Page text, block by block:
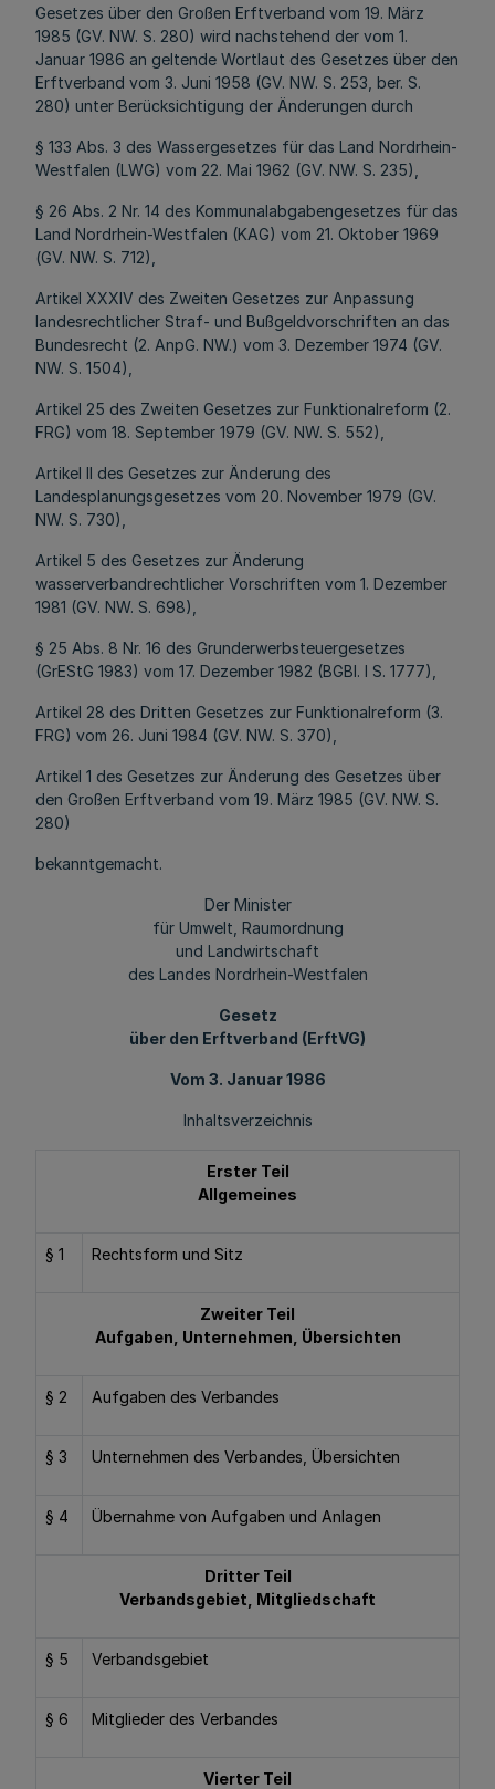
Gesetzes über den Großen Erftverband vom 19. März
1985 (GV. NW. S. 280) wird nachstehend der vom 1.
Januar 1986 an geltende Wortlaut des Gesetzes über den
Erftverband vom 3. Juni 1958 (GV. NW. S. 253, ber. S.
280) unter Berücksichtigung der Änderungen durch
§ 133 Abs. 3 des Wassergesetzes für das Land Nordrhein-
Westfalen (LWG) vom 22. Mai 1962 (GV. NW. S. 235),
§ 26 Abs. 2 Nr. 14 des Kommunalabgabengesetzes für das
Land Nordrhein-Westfalen (KAG) vom 21. Oktober 1969
(GV. NW. S. 712),
Artikel XXXIV des Zweiten Gesetzes zur Anpassung
landesrechtlicher Straf- und Bußgeldvorschriften an das
Bundesrecht (2. AnpG. NW.) vom 3. Dezember 1974 (GV.
NW. S. 1504),
Artikel 25 des Zweiten Gesetzes zur Funktionalreform (2.
FRG) vom 18. September 1979 (GV. NW. S. 552),
Artikel II des Gesetzes zur Änderung des
Landesplanungsgesetzes vom 20. November 1979 (GV.
NW. S. 730),
Artikel 5 des Gesetzes zur Änderung
wasserverbandrechtlicher Vorschriften vom 1. Dezember
1981 (GV. NW. S. 698),
§ 25 Abs. 8 Nr. 16 des Grunderwerbsteuergesetzes
(GrEStG 1983) vom 17. Dezember 1982 (BGBl. I S. 1777),
Artikel 28 des Dritten Gesetzes zur Funktionalreform (3.
FRG) vom 26. Juni 1984 (GV. NW. S. 370),
Artikel 1 des Gesetzes zur Änderung des Gesetzes über
den Großen Erftverband vom 19. März 1985 (GV. NW. S.
280)
bekanntgemacht.
Der Minister
für Umwelt, Raumordnung
und Landwirtschaft
des Landes Nordrhein-Westfalen
Gesetz
über den Erftverband (ErftVG)
Vom 3. Januar 1986
Inhaltsverzeichnis
Erster Teil
Allgemeines
§ 1 Rechtsform und Sitz
Zweiter Teil
Aufgaben, Unternehmen, Übersichten
§ 2 Aufgaben des Verbandes
§ 3 Unternehmen des Verbandes, Übersichten
§ 4 Übernahme von Aufgaben und Anlagen
Dritter Teil
Verbandsgebiet, Mitgliedschaft
§ 5 Verbandsgebiet
§ 6 Mitglieder des Verbandes
Vierter Teil